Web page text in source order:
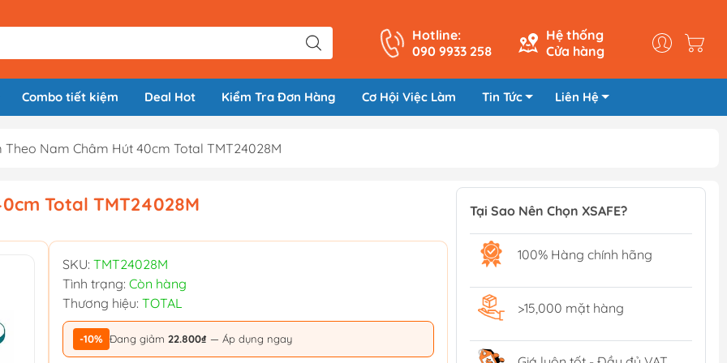
Hotline:
090 9933 258
Hệ thống
Cửa hàng
Combo tiết kiệm Deal Hot Kiểm Tra Đơn Hàng Cơ Hội Việc Làm Tin Tức Liên Hệ
Theo Nam Châm Hút 40cm Total TMT24028M
Total TMT24028M
SKU: TMT24028M
Tình trạng: Còn hàng
Thương hiệu: TOTAL
-10% Đang giảm 22.800₫ — Áp dụng ngay
Tại Sao Nên Chọn XSAFE?
100% Hàng chính hãng
>15,000 mặt hàng